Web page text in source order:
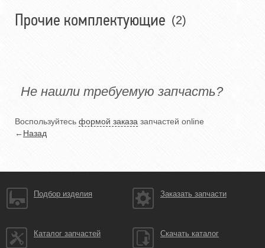
Прочие комплектующие (2)
Не нашли требуемую запчасть?
Воспользуйтесь формой заказа запчастей online
←Назад
Подбор изделия Заказать запчасти
Каталог запчастей Скачать каталог